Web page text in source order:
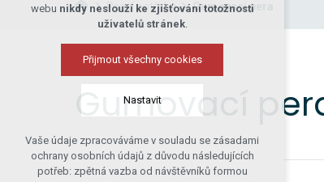
Psací potřeby Gumovací pera
Gumovací
webu nikdy neslouží ke zjišťování totožnosti
uživatelů stránek.
Přijmout všechny cookies
Nastavit
Technická cookies
nutná pro provozování webu
Vaše údaje zpracováváme v souladu se zásadami
ochrany osobních údajů z důvodu následujících
potřeb: zpětná vazba od návštěvníků formou